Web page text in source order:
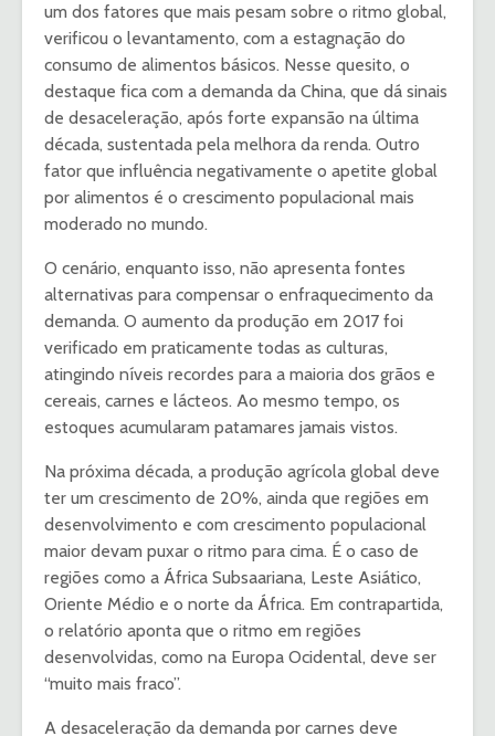
um dos fatores que mais pesam sobre o ritmo global,
verificou o levantamento, com a estagnação do
consumo de alimentos básicos. Nesse quesito, o
destaque fica com a demanda da China, que dá sinais
de desaceleração, após forte expansão na última
década, sustentada pela melhora da renda. Outro
fator que influência negativamente o apetite global
por alimentos é o crescimento populacional mais
moderado no mundo.
O cenário, enquanto isso, não apresenta fontes
alternativas para compensar o enfraquecimento da
demanda. O aumento da produção em 2017 foi
verificado em praticamente todas as culturas,
atingindo níveis recordes para a maioria dos grãos e
cereais, carnes e lácteos. Ao mesmo tempo, os
estoques acumularam patamares jamais vistos.
Na próxima década, a produção agrícola global deve
ter um crescimento de 20%, ainda que regiões em
desenvolvimento e com crescimento populacional
maior devam puxar o ritmo para cima. É o caso de
regiões como a África Subsaariana, Leste Asiático,
Oriente Médio e o norte da África. Em contrapartida,
o relatório aponta que o ritmo em regiões
desenvolvidas, como na Europa Ocidental, deve ser
“muito mais fraco”.
A desaceleração da demanda por carnes deve